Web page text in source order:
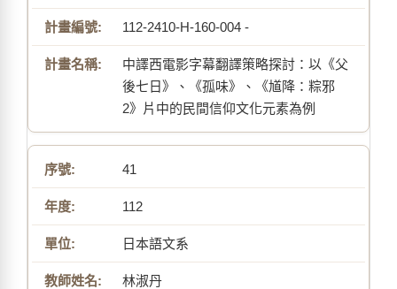
112-2410-H-160-004 -
中譯西電影字幕翻譯策略探討：以《父
後七日》、《孤味》、《馗降：粽邪
2》片中的民間信仰文化元素為例
41
112
日本語文系
林淑丹